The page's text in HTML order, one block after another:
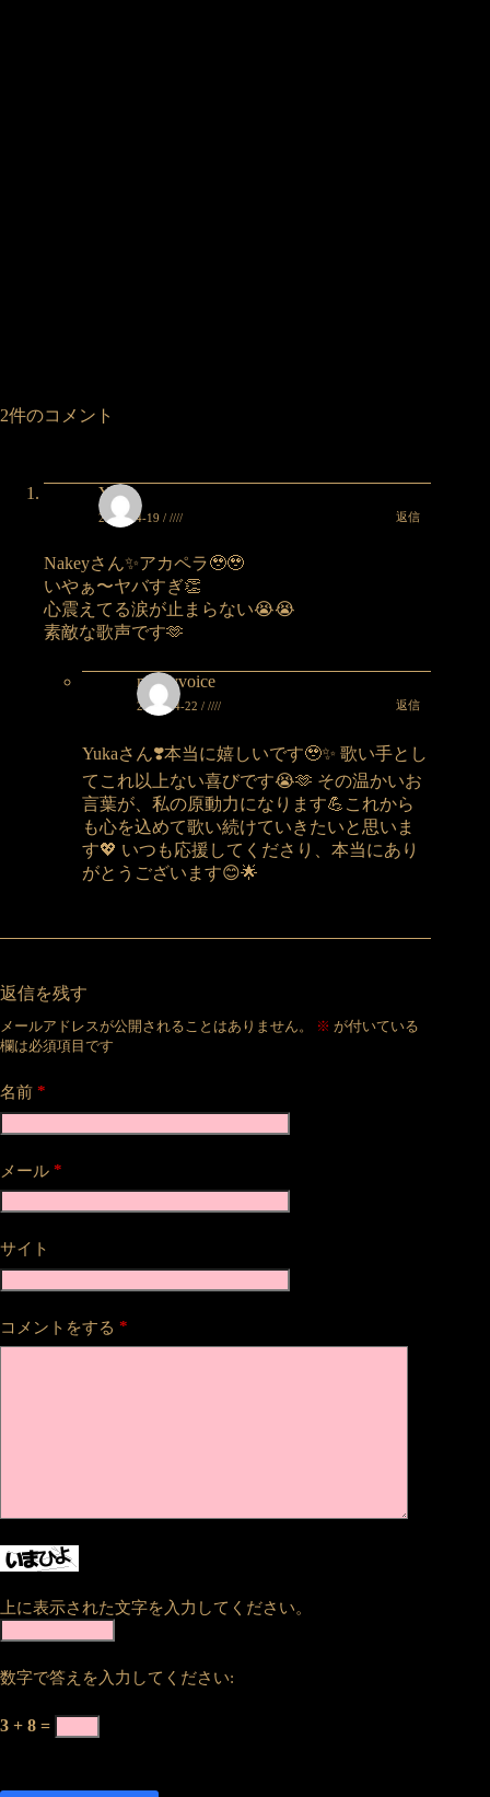
2件のコメント
Yuka
2025-04-19 / //// 返信
Nakeyさん✨アカペラ🥹🥹
いやぁ〜ヤバすぎ👏
心震えてる涙が止まらない😭😭
素敵な歌声です🫶
nakeyvoice
2025-04-22 / //// 返信
Yukaさん❣️本当に嬉しいです🥹✨ 歌い手とし
てこれ以上ない喜びです😭🫶 その温かいお
言葉が、私の原動力になります💪これから
も心を込めて歌い続けていきたいと思いま
す💖 いつも応援してくださり、本当にあり
がとうございます😊🌟
返信を残す
メールアドレスが公開されることはありません。 ※ が付いている
欄は必須項目です
名前 *
メール *
サイト
コメントをする *
上に表示された文字を入力してください。
数字で答えを入力してください:
3 + 8 =